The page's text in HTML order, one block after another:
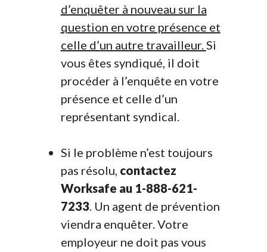
d’enquêter à nouveau sur la
question en votre présence et
celle d’un autre travailleur.Si
vous êtes syndiqué, il doit
procéder à l’enquête en votre
présence et celle d’un
représentant syndical.
Si le problème n’est toujours
pas résolu, contactez
Worksafe au 1-888-621-
7233. Un agent de prévention
viendra enquêter. Votre
employeur ne doit pas vous